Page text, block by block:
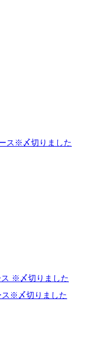
ス※〆切りました
ス ※〆切りました
ス※〆切りました